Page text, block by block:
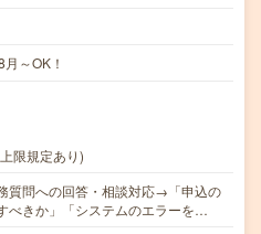
～OK！
限規定あり)
質問への回答・相談対応→「申込の
べきか」「システムのエラーを…